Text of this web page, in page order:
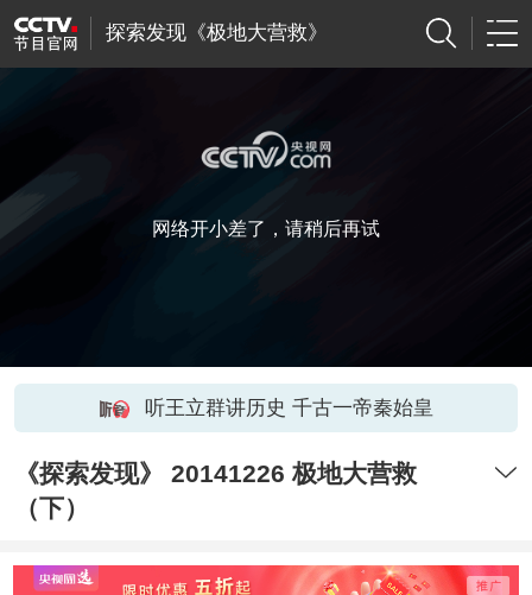
探索发现《极地大营救》
网络开小差了，请稍后再试
听王立群讲历史 千古一帝秦始皇
《探索发现》 20141226 极地大营救
（下）